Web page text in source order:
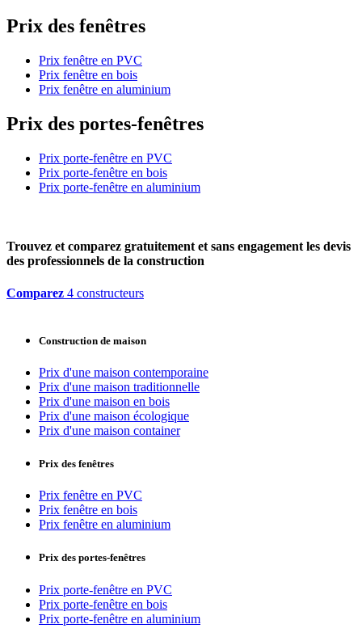
Prix des fenêtres
Prix fenêtre en PVC
Prix fenêtre en bois
Prix fenêtre en aluminium
Prix des portes-fenêtres
Prix porte-fenêtre en PVC
Prix porte-fenêtre en bois
Prix porte-fenêtre en aluminium
Trouvez et comparez gratuitement et sans engagement les devis
des professionnels de la construction
Comparez 4 constructeurs
Construction de maison
Prix d'une maison contemporaine
Prix d'une maison traditionnelle
Prix d'une maison en bois
Prix d'une maison écologique
Prix d'une maison container
Prix des fenêtres
Prix fenêtre en PVC
Prix fenêtre en bois
Prix fenêtre en aluminium
Prix des portes-fenêtres
Prix porte-fenêtre en PVC
Prix porte-fenêtre en bois
Prix porte-fenêtre en aluminium